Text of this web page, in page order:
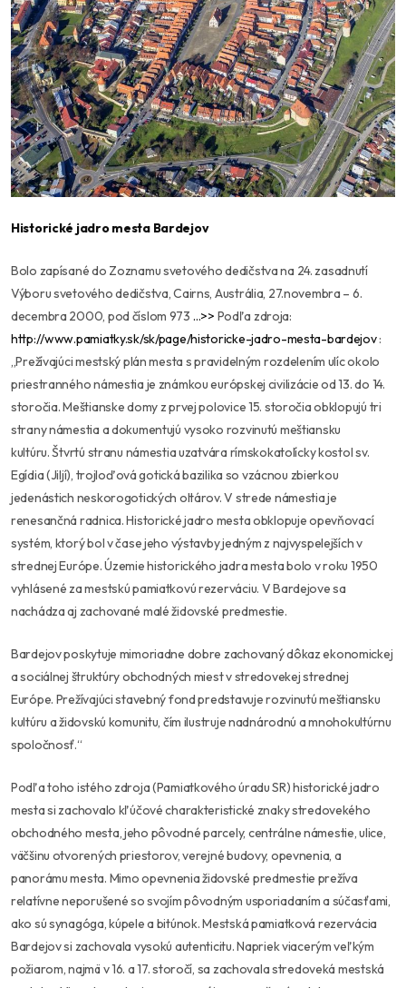
Historické jadro mesta Bardejov
Bolo zapísané do Zoznamu svetového dedičstva na 24. zasadnutí
Výboru svetového dedičstva, Cairns, Austrália, 27.novembra – 6.
decembra 2000, pod číslom 973 …>> Podľa zdroja:
http://www.pamiatky.sk/sk/page/historicke-jadro-mesta-bardejov:
,,Prežívajúci mestský plán mesta s pravidelným rozdelením ulíc okolo
priestranného námestia je známkou európskej civilizácie od 13. do 14.
storočia. Meštianske domy z prvej polovice 15. storočia obklopujú tri
strany námestia a dokumentujú vysoko rozvinutú meštiansku
kultúru. Štvrtú stranu námestia uzatvára rímskokatolícky kostol sv.
Egídia (Jiljí), trojloďová gotická bazilika so vzácnou zbierkou
jedenástich neskorogotických oltárov. V strede námestia je
renesančná radnica. Historické jadro mesta obklopuje opevňovací
systém, ktorý bol v čase jeho výstavby jedným z najvyspelejších v
strednej Európe. Územie historického jadra mesta bolo v roku 1950
vyhlásené za mestskú pamiatkovú rezerváciu. V Bardejove sa
nachádza aj zachované malé židovské predmestie.
Bardejov poskytuje mimoriadne dobre zachovaný dôkaz ekonomickej
a sociálnej štruktúry obchodných miest v stredovekej strednej
Európe. Prežívajúci stavebný fond predstavuje rozvinutú meštiansku
kultúru a židovskú komunitu, čím ilustruje nadnárodnú a mnohokultúrnu
spoločnosť.“
Podľa toho istého zdroja (Pamiatkového úradu SR) historické jadro
mesta si zachovalo kľúčové charakteristické znaky stredovekého
obchodného mesta, jeho pôvodné parcely, centrálne námestie, ulice,
väčšinu otvorených priestorov, verejné budovy, opevnenia, a
panorámu mesta. Mimo opevnenia židovské predmestie prežíva
relatívne neporušené so svojím pôvodným usporiadaním a súčasťami,
ako sú synagóga, kúpele a bitúnok. Mestská pamiatková rezervácia
Bardejov si zachovala vysokú autenticitu. Napriek viacerým veľkým
požiarom, najmä v 16. a 17. storočí, sa zachovala stredoveká mestská